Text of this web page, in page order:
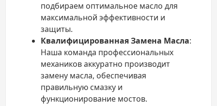
подбираем оптимальное масло для
максимальной эффективности и
защиты.
Квалифицированная Замена Масла:
Наша команда профессиональных
механиков аккуратно производит
замену масла, обеспечивая
правильную смазку и
функционирование мостов.